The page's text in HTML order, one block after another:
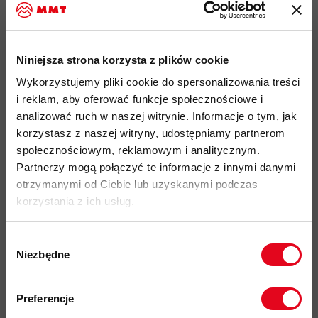
Niniejsza strona korzysta z plików cookie
Wykorzystujemy pliki cookie do spersonalizowania treści
i reklam, aby oferować funkcje społecznościowe i
analizować ruch w naszej witrynie. Informacje o tym, jak
korzystasz z naszej witryny, udostępniamy partnerom
społecznościowym, reklamowym i analitycznym.
Partnerzy mogą połączyć te informacje z innymi danymi
otrzymanymi od Ciebie lub uzyskanymi podczas
korzystania z ich usług.
zgody
Niezbędne
Preferencje
zapobiegają podrażnieniom podczas użytkowania
kod produktu: 1191-01071
Więcej o produkcie
Specyfikacja
Do tego produktu rekomendujemy